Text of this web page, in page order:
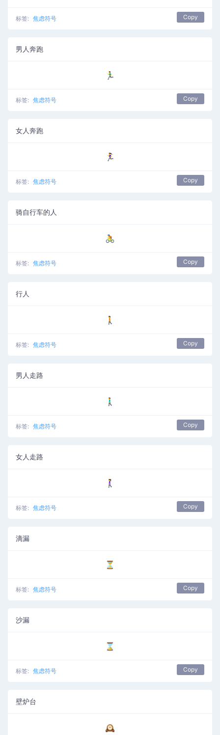
标签: 焦虑符号 Copy
男人奔跑
🏃‍♂️
标签: 焦虑符号 Copy
女人奔跑
🏃‍♀️
标签: 焦虑符号 Copy
骑自行车的人
🚴
标签: 焦虑符号 Copy
行人
🚶
标签: 焦虑符号 Copy
男人走路
🚶‍♂️
标签: 焦虑符号 Copy
女人走路
🚶‍♀️
标签: 焦虑符号 Copy
滴漏
⏳
标签: 焦虑符号 Copy
沙漏
⌛
标签: 焦虑符号 Copy
壁炉台
🕰️